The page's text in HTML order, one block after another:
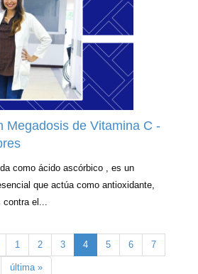
Megadosis de Vitamina C -
como ácido ascórbico , es un
que actúa como antioxidante,
contra el...
1 2 3 4 5 6 7
última »